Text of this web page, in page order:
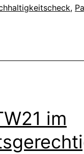
,
im